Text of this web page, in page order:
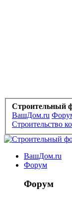
Строительный
ВашДом.ru
Строительство
ВашДом.ru
Форум
Форум